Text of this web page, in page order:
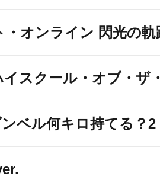
・オンライン 閃光の軌
イスクール・オブ・ザ
ベル何キロ持てる？2